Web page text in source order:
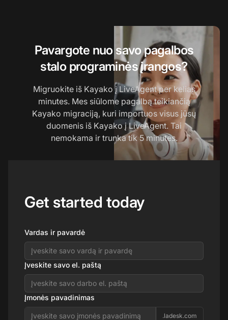
Pavargote nuo savo pagalbos
stalo programinės įrangos?
Migruokite iš Kayako į LiveAgent per kelias
minutes. Mes siūlome pagalbą teikiančią
Kayako migraciją, kuri importuos visus jūsų
duomenis iš Kayako į LiveAgent. Tai
nemokama ir trunka tik 5 minutes.
Get started today
Vardas ir pavardė
Įveskite savo el. paštą
Įmonės pavadinimas
.ladesk.com